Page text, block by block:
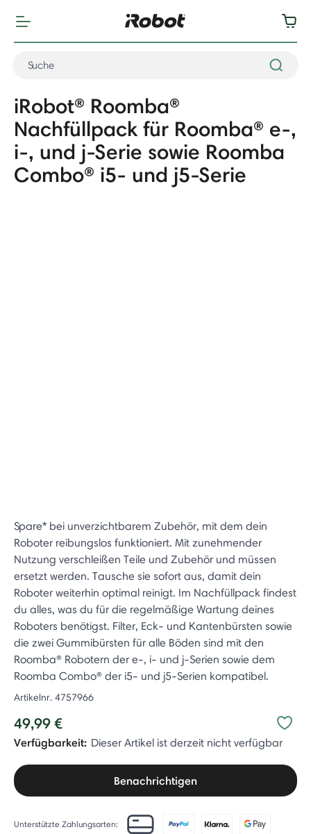
iRobot® Roomba®
Nachfüllpack für Roomba® e-,
i-, und j-Serie sowie Roomba
Combo® i5- und j5-Serie
Spare* bei unverzichtbarem Zubehör, mit dem dein
Roboter reibungslos funktioniert. Mit zunehmender
Nutzung verschleißen Teile und Zubehör und müssen
ersetzt werden. Tausche sie sofort aus, damit dein
Roboter weiterhin optimal reinigt. Im Nachfüllpack findest
du alles, was du für die regelmäßige Wartung deines
Roboters benötigst. Filter, Eck- und Kantenbürsten sowie
die zwei Gummibürsten für alle Böden sind mit den
Roomba® Robotern der e-, i- und j-Serien sowie dem
Roomba Combo® der i5- und j5-Serien kompatibel.
Artikelnr. 4757966
49,99 €
Verfügbarkeit: Dieser Artikel ist derzeit nicht verfügbar
Benachrichtigen
Unterstützte Zahlungsarten: